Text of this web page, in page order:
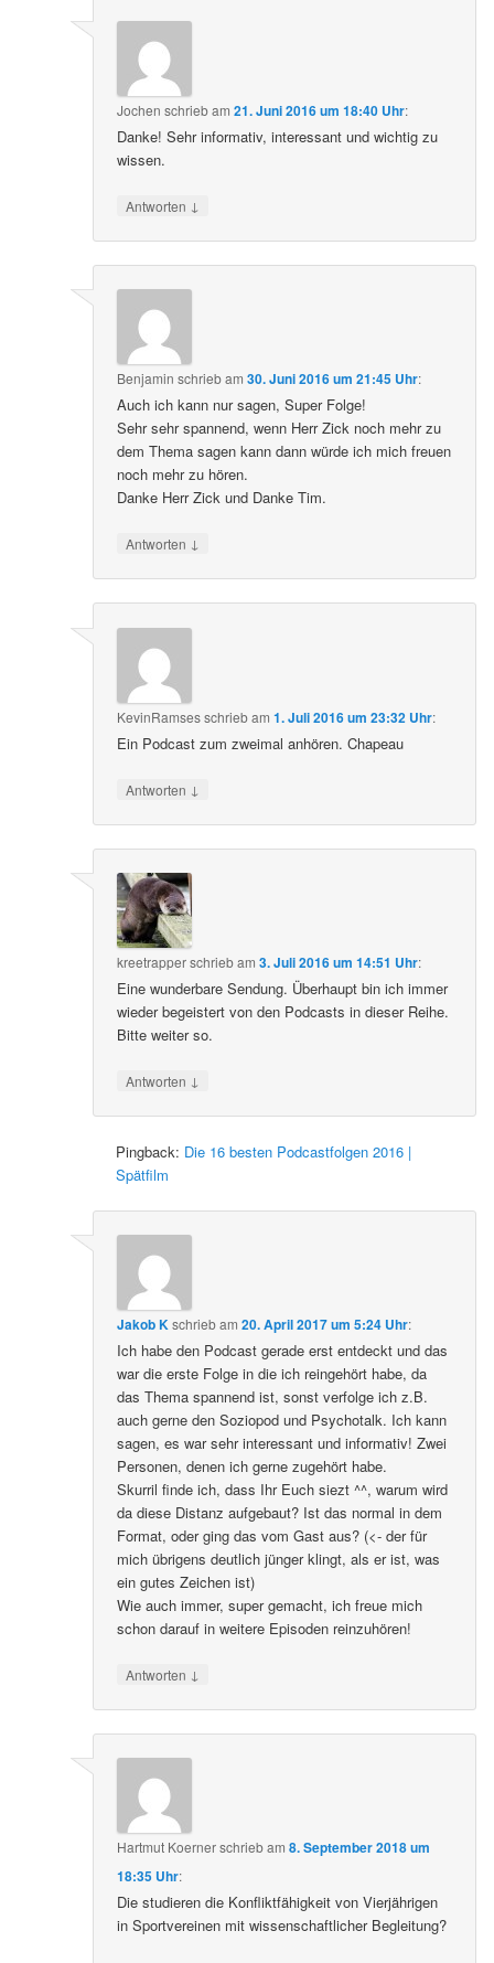
Jochen schriebam21. Juni 2016 um 18:40 Uhr:
Danke! Sehr informativ, interessant und wichtig zu
wissen.
Antworten ↓
Benjamin schriebam30. Juni 2016 um 21:45 Uhr:
Auch ich kann nur sagen, Super Folge!
Sehr sehr spannend, wenn Herr Zick noch mehr zu
dem Thema sagen kann dann würde ich mich freuen
noch mehr zu hören.
Danke Herr Zick und Danke Tim.
Antworten ↓
KevinRamsesschriebam1. Juli 2016 um 23:32 Uhr:
Ein Podcast zum zweimal anhören. Chapeau
Antworten ↓
kreetrapperschriebam3. Juli 2016 um 14:51 Uhr:
Eine wunderbare Sendung. Überhaupt bin ich immer
wieder begeistert von den Podcasts in dieser Reihe.
Bitte weiter so.
Antworten ↓
Pingback: Die 16 besten Podcastfolgen 2016 |
Spätfilm
Jakob Kschriebam20. April 2017 um 5:24 Uhr:
Ich habe den Podcast gerade erst entdeckt und das
war die erste Folge in die ich reingehört habe, da
das Thema spannend ist, sonst verfolge ich z.B.
auch gerne den Soziopod und Psychotalk. Ich kann
sagen, es war sehr interessant und informativ! Zwei
Personen, denen ich gerne zugehört habe.
Skurril finde ich, dass Ihr Euch siezt ^^, warum wird
da diese Distanz aufgebaut? Ist das normal in dem
Format, oder ging das vom Gast aus? (<- der für
mich übrigens deutlich jünger klingt, als er ist, was
ein gutes Zeichen ist)
Wie auch immer, super gemacht, ich freue mich
schon darauf in weitere Episoden reinzuhören!
Antworten ↓
Hartmut Koernerschriebam8. September 2018 um
18:35 Uhr:
Die studieren die Konfliktfähigkeit von Vierjährigen
in Sportvereinen mit wissenschaftlicher Begleitung?